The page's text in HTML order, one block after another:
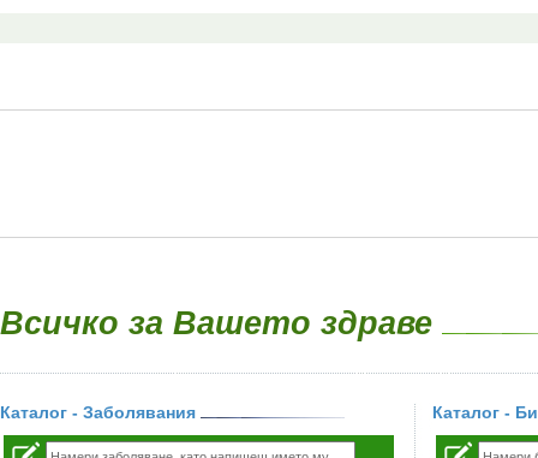
Всичко за Вашето здраве
Каталог - Заболявания Каталог -